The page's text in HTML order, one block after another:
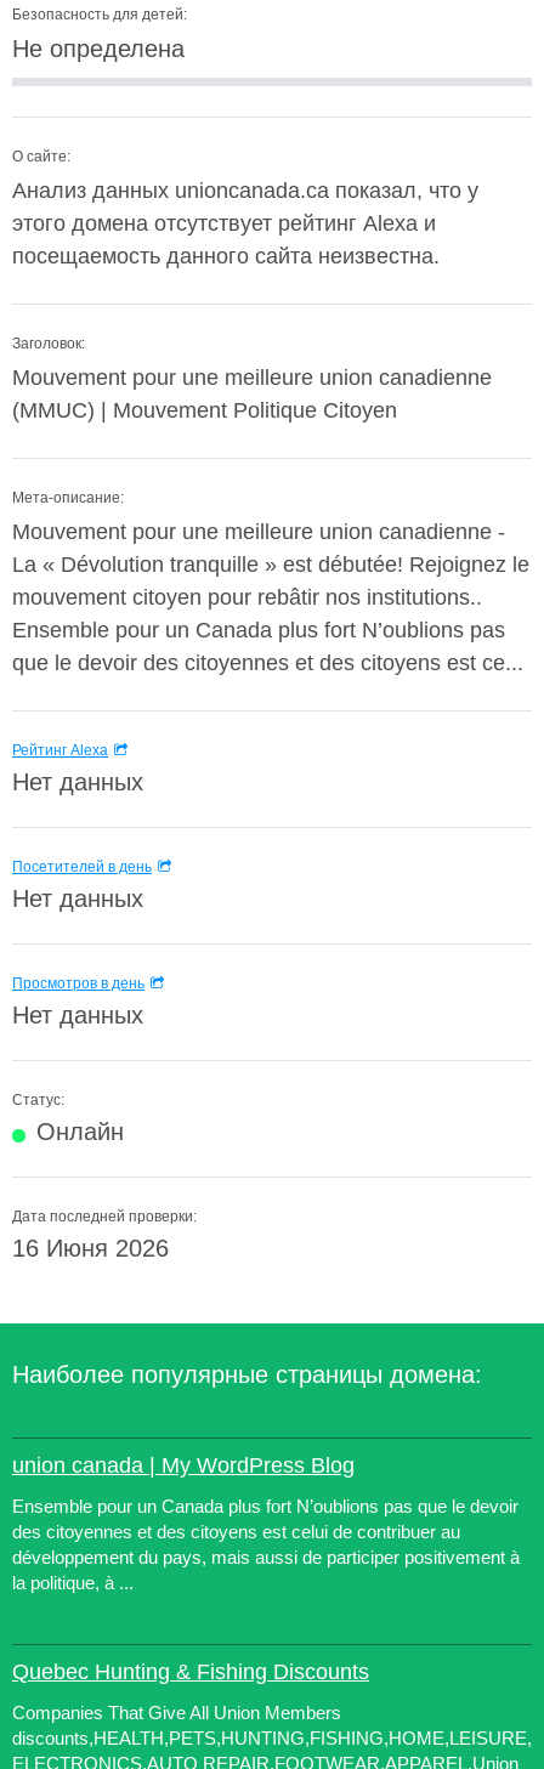
Безопасность для детей:
Не определена
О сайте:
Анализ данных unioncanada.ca показал, что у
этого домена отсутствует рейтинг Alexa и
посещаемость данного сайта неизвестна.
Заголовок:
Mouvement pour une meilleure union canadienne
(MMUC) | Mouvement Politique Citoyen
Мета-описание:
Mouvement pour une meilleure union canadienne -
La « Dévolution tranquille » est débutée! Rejoignez le
mouvement citoyen pour rebâtir nos institutions..
Ensemble pour un Canada plus fort N’oublions pas
que le devoir des citoyennes et des citoyens est ce...
Рейтинг Alexa
Нет данных
Посетителей в день
Нет данных
Просмотров в день
Нет данных
Статус:
Онлайн
Дата последней проверки:
16 Июня 2026
Наиболее популярные страницы домена:
union canada | My WordPress Blog
Ensemble pour un Canada plus fort N’oublions pas que le devoir
des citoyennes et des citoyens est celui de contribuer au
développement du pays, mais aussi de participer positivement à
la politique, à ...
Quebec Hunting & Fishing Discounts
Companies That Give All Union Members
discounts,HEALTH,PETS,HUNTING,FISHING,HOME,LEISURE,
ELECTRONICS,AUTO REPAIR,FOOTWEAR,APPAREL,Union